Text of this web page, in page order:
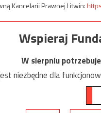
Kancelarii Prawnej Litwin:
Wspieraj
W sierpniu
niezbędne dla